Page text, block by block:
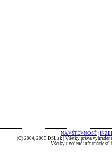
NÁVŠTEVNOSŤ
(C) 2004, 2005 DSL.sk | Všetky práva
Všetky uvedené informácie sú